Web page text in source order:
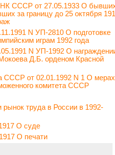
СССР от 27.05.1933 О
за границу до 25 октября
N УП-2810 О подготовке
играм 1992 года
N УП-1992 О
Д.Б. орденом Красной
СССР от 02.01.1992 N 1 О
комитета СССР
труда в России в 1992-
О суде
О печати